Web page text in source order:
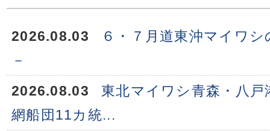
2026.08.03
６・７月道東沖マイワ
－
2026.08.03
東北マイワシ青森・八
網船団11カ統...